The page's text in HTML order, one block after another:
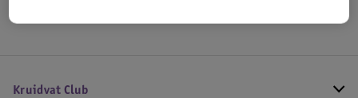
Kruidvat Club